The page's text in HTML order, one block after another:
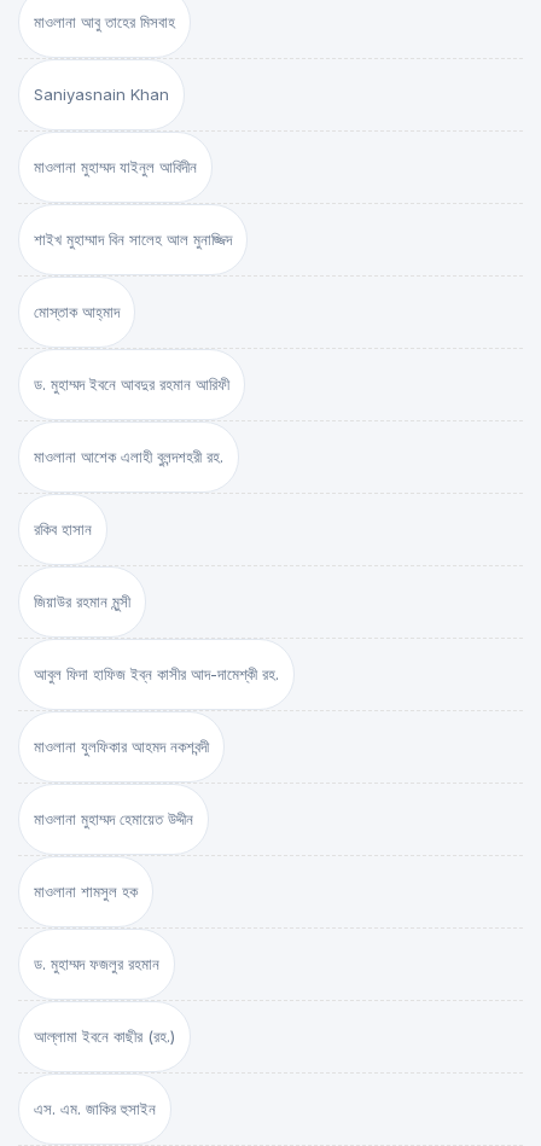
মাওলানা আবু তাহের মিসবাহ
Saniyasnain Khan
মাওলানা মুহাম্মদ যাইনুল আবিদীন
শাইখ মুহাম্মাদ বিন সালেহ আল মুনাজ্জিদ
মোস্তাক আহ্‌মাদ
ড. মুহাম্মদ ইবনে আবদুর রহমান আরিফী
মাওলানা আশেক এলাহী বুলন্দশহরী রহ.
রকিব হাসান
জিয়াউর রহমান মুন্সী
আবুল ফিদা হাফিজ ইব্‌ন কাসীর আদ-দামেশ্‌কী রহ.
মাওলানা যুলফিকার আহমদ নকশবন্দী
মাওলানা মুহাম্মদ হেমায়েত উদ্দীন
মাওলানা শামসুল হক
ড. মুহাম্মদ ফজলুর রহমান
আল্লামা ইবনে কাছীর (রহ.)
এস. এম. জাকির হুসাইন